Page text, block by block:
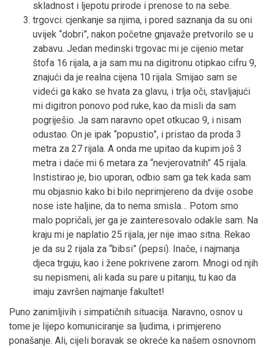
skladnost i ljepotu prirode i prenose to na sebe.
trgovci: cjenkanje sa njima, i pored saznanja da su oni
uvijek “dobri”, nakon početne gnjavaže pretvorilo se u
zabavu. Jedan medinski trgovac mi je cijenio metar
štofa 16 rijala, a ja sam mu na digitronu otipkao cifru 9,
znajući da je realna cijena 10 rijala. Smijao sam se
videći ga kako se hvata za glavu, i trlja oči, stavljajući
mi digitron ponovo pod ruke, kao da misli da sam
pogriješio. Ja sam naravno opet otkucao 9, i nisam
odustao. On je ipak “popustio”, i pristao da proda 3
metra za 27 rijala. A onda me upitao da kupim još 3
metra i daće mi 6 metara za “nevjerovatnih” 45 rijala.
Instistirao je, bio uporan, odbio sam ga tek kada sam
mu objasnio kako bi bilo neprimjereno da dvije osobe
nose iste haljine, da to nema smisla… Potom smo
malo popričali, jer ga je zainteresovalo odakle sam. Na
kraju mi je naplatio 25 rijala, jer nije imao sitna. Rekao
je da su 2 rijala za “bibsi” (pepsi). Inače, i najmanja
djeca trguju, kao i žene pokrivene zarom. Mnogi od njih
su nepismeni, ali kada su pare u pitanju, tu kao da
imaju završen najmanje fakultet!
Puno zanimljivih i simpatičnih situacija. Naravno, osnov u
tome je lijepo komuniciranje sa ljudima, i primjereno
ponašanje. Ali, cijeli boravak se okreće ka našem osnovnom